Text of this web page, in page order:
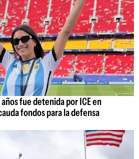
fue detenida por ICE en
fondos para la defensa